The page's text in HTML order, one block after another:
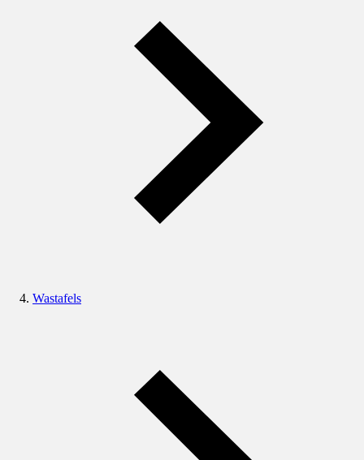
Wastafels